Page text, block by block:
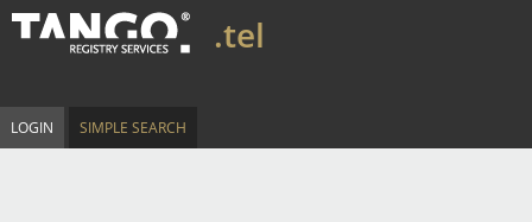
.tel
LOGIN SIMPLE SEARCH